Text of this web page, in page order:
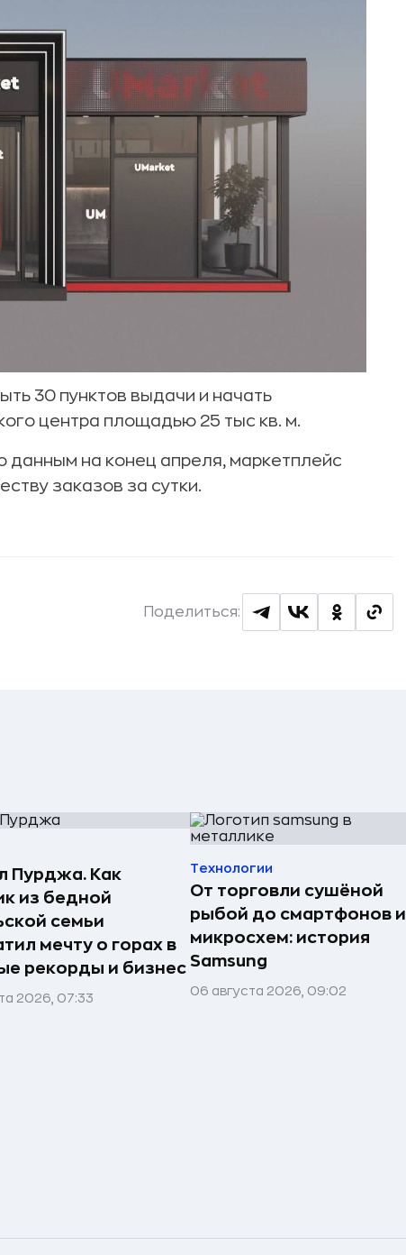
30 пунктов выдачи и начать
центра площадью 25 тыс кв. м.
данным на конец апреля, маркетплейс
заказов за сутки.
Поделиться:
Пурджа. Как
из бедной
семьи
мечту о горах в
рекорды и бизнес
2026, 07:33
Технологии
От торговли сушёной
рыбой до смартфонов и
микросхем: история
Samsung
06 августа 2026, 09:02